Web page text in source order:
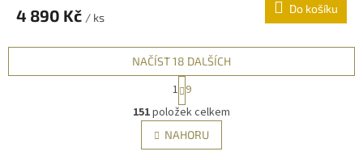
4 890 Kč / ks
Do košíku
O
v
l
á
NAČÍST 18 DALŠÍCH
S
t
r
á
n
k
1 9
151položek celkem
NAHORU